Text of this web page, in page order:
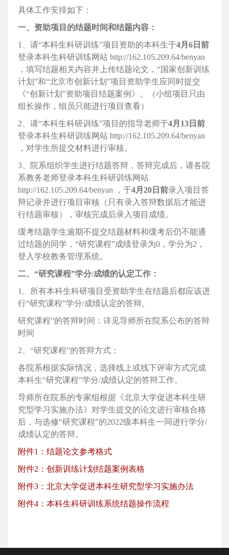
具体工作安排如下：
一、资助项目的结题时间和结题内容：
1、请“本科生科研训练”项目资助的本科生于4月6日前
登录本科生科研训练网站 http://162.105.209.64/benyan
，填写结题相关内容并上传结题论文，“国家创新训练
计划”和“北京市创新计划”项目资助学生应同时提交
《“创新计划”资助项目结题案例》。（小组项目只由
组长操作，组员只能进行项目查看）
2、请“本科生科研训练”项目的指导老师于4月13日前
登录本科生科研训练网站 http://162.105.209.64/benyan
，对学生所提交材料进行审核。
3、院系组织学生进行结题答辩，答辩完成后，请各院
系教务老师登录本科生科研训练网站
http://162.105.209.64/benyan ，于4月20日前录入项目答
辩记录并进行项目审核（只有录入答辩数据后才能进
行结题审核），审核完成后录入项目成绩。
缓考结题学生逾期不提交结题材料和缓考后仍不能通
过结题的同学，“研究课程”成绩登录为0，学分为2，
登入学校教务管理系统。
二、“研究课程”学分/成绩的认定工作：
1、所有本科生科研项目受资助学生在结题后都应该进
行“研究课程”学分/成绩认定的答辩。
研究课程”的答辩时间：详见导师所在院系公布的答辩
时间
2、“研究课程”的答辩方式：
各院系根据实际情况，选择线上或线下评审方式完成
本科生“研究课程”学分/成绩认定的答辩工作。
导师所在院系的专家组根据《北京大学促进本科生研
究型学习实施办法》对学生提交的论文进行审核合格
后，与选修“研究课程”的2022级本科生一同进行学分/
成绩认定的答辩。
附件1：结题论文参考格式
附件2：创新训练计划结题案例表格
附件3：北京大学促进本科生研究型学习实施办法
附件4：本科生科研训练系统结题操作流程